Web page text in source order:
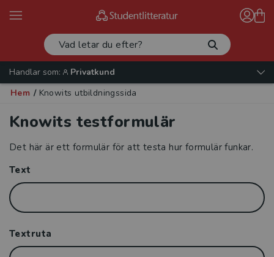
Handlar som:
Privatkund
Hem / Knowits utbildningssida
Knowits testformulär
Det här är ett formulär för att testa hur formulär funkar.
Text
Textruta